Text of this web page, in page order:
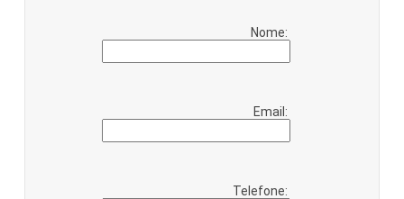
Nome:
Email:
Telefone: